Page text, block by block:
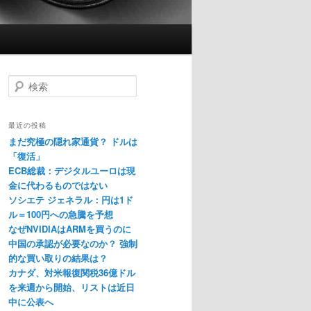
検
索
最近の投稿
まだ究極の隠れ家通貨？ ドルは
「復活」
ECB総裁：デジタルユーロは現
金に代わるものではない
ソシエテ ジェネラル：円は1ド
ル＝100円への急騰を予想
なぜNVIDIAはARMを買うのに
中国の承認が必要なのか？ 強制
的な買い取りの結果は？
カナダ、対米報復関税36億ドル
を来週から開始、リストは近日
中に公表へ